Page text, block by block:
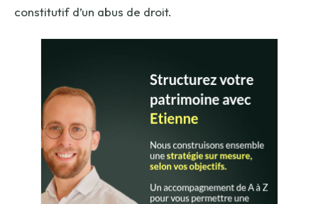
constitutif d’un abus de droit.